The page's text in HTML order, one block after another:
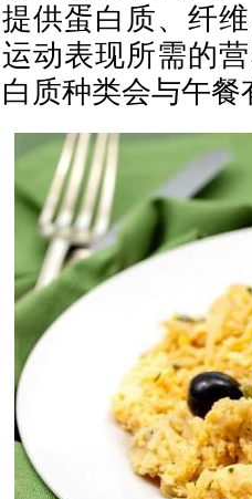
提供蛋白质、纤
运动表现所需的
白质种类会与午